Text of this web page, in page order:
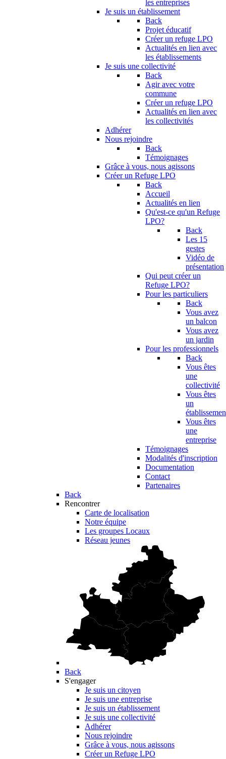
les entreprises
Je suis un établissement
Back
Projet éducatif
Créer un refuge LPO
Actualités en lien avec
les établissements
Je suis une collectivité
Back
Agir avec votre
commune
Créer un refuge LPO
Actualités en lien avec
les collectivités
Adhérer
Nous rejoindre
Back
Témoignages
Grâce à vous, nous agissons
Créer un Refuge LPO
Back
Accueil
Actualités en lien
Qu'est-ce qu'un Refuge
LPO?
Back
Les 15
gestes
Vidéo de
présentation
Qui peut créer un
Refuge LPO?
Pour les particuliers
Back
Vous avez
un balcon
Vous avez
un jardin
Pour les professionnels
Back
Vous êtes
une
collectivité
Vous êtes
un
Vous êtes
une
entreprise
Témoignages
Modalités d'inscription
Documentation
Contact
Partenaires
Back
Rencontrer
Carte de localisation
Notre équipe
Les groupes Locaux
Réseau jeunes
Back
S'engager
Je suis un citoyen
Je suis une entreprise
Je suis un établissement
Je suis une collectivité
Adhérer
Nous rejoindre
Grâce à vous, nous agissons
Créer un Refuge LPO